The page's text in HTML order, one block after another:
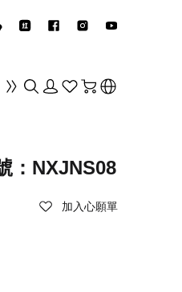
：NXJNS08
加入心願單